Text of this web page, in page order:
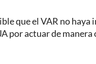
que el VAR no
por actuar de